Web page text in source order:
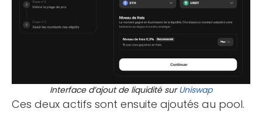
Interface d’ajout de liquidité surUniswap
Ces deux actifs sont ensuite ajoutés au pool.